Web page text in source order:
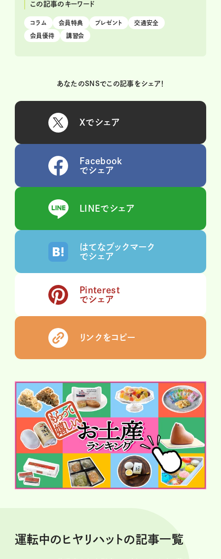
この記事のキーワード
コラム 会員特典 プレゼント 交通安全
会員優待 講習会
あなたのSNSでこの記事をシェア！
Xでシェア
Facebook
でシェア
LINEでシェア
はてなブックマーク
でシェア
Pinterest
でシェア
リンクをコピー
運転中のヒヤリハットの記事一覧